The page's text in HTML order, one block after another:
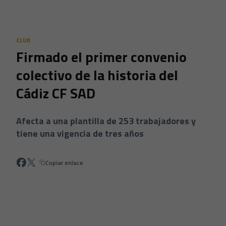
CLUB
Firmado el primer convenio
colectivo de la historia del
Cádiz CF SAD
Afecta a una plantilla de 253 trabajadores y
tiene una vigencia de tres años
Copiar enlace